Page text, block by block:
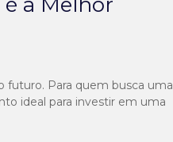
futuro. Para quem busca uma
ideal para investir em uma